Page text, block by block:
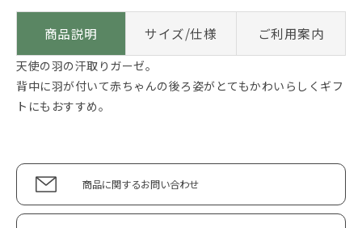
商品説明 サイズ/仕様 ご利用案内
天使の羽の汗取りガーゼ。
背中に羽が付いて赤ちゃんの後ろ姿がとてもかわいらしくギフ
トにもおすすめ。
商品に関するお問い合わせ